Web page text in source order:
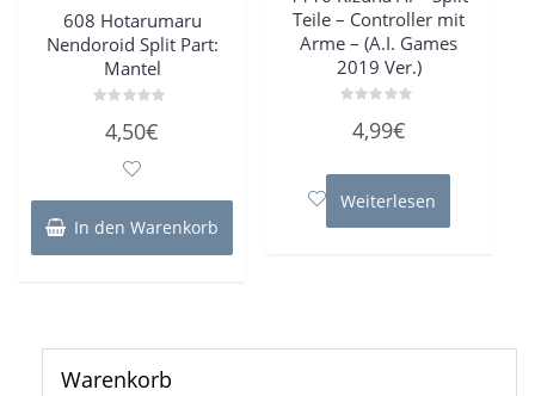
608 Hotarumaru
Nendoroid Split Part:
Mantel
mit4,50€
In den Warenkorb
Teile – Controller mit
Arme – (A.I. Games
2019 Ver.)
mit
5
4,99€
Weiterlesen
Warenkorb